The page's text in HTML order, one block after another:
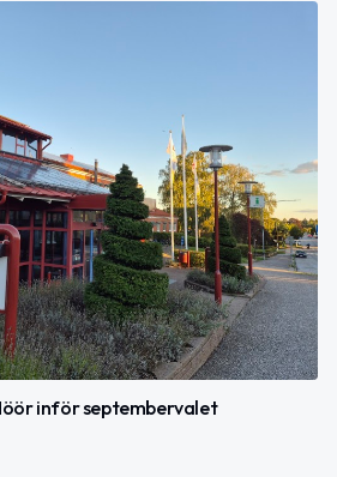
inför septembervalet